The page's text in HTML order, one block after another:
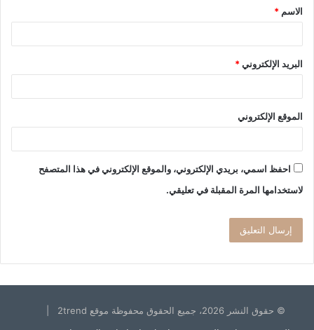
*
الاسم *
البريد الإلكتروني*
الموقع الإلكتروني
احفظ اسمي، بريدي الإلكتروني، والموقع الإلكتروني في هذا المتصفح
لاستخدامها المرة المقبلة في تعليقي.
© حقوق النشر 2026، جميع الحقوق محفوظة موقع 2trend |